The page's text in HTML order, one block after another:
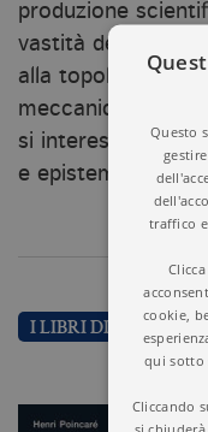
produzione
vastità dei suoi
alla topologia,
meccanica
si interessò
e epistemologia.
I LIBRI DI HENRI
Questo
traffico
cookie,
qui sotto
Cliccando
si